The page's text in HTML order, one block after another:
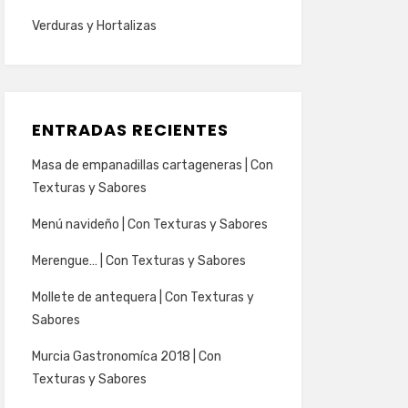
Verduras y Hortalizas
ENTRADAS RECIENTES
Masa de empanadillas cartageneras | Con
Texturas y Sabores
Menú navideño | Con Texturas y Sabores
Merengue… | Con Texturas y Sabores
Mollete de antequera | Con Texturas y
Sabores
Murcia Gastronomíca 2018 | Con
Texturas y Sabores